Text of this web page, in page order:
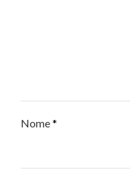
Nome*